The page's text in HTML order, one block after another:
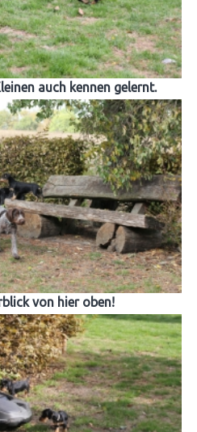
auch kennen gelernt.
von hier oben!